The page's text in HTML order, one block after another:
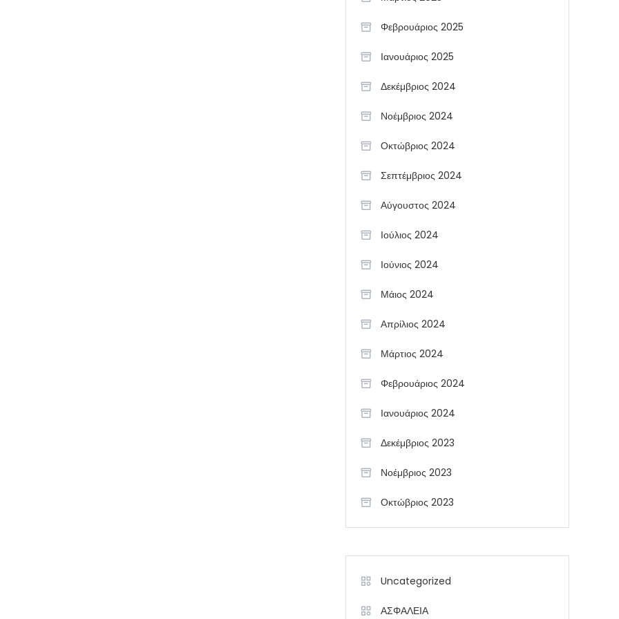
Φεβρουάριος 2025
Ιανουάριος 2025
Δεκέμβριος 2024
Νοέμβριος 2024
Οκτώβριος 2024
Σεπτέμβριος 2024
Αύγουστος 2024
Ιούλιος 2024
Ιούνιος 2024
Μάιος 2024
Απρίλιος 2024
Μάρτιος 2024
Φεβρουάριος 2024
Ιανουάριος 2024
Δεκέμβριος 2023
Νοέμβριος 2023
Οκτώβριος 2023
Uncategorized
ΑΣΦΑΛΕΙΑ